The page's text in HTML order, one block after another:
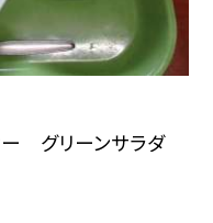
グリーンサラダ